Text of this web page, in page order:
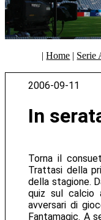
|Home | Serie
2006-09-11
In
Torna il
Trattasi della
della stagione.
quiz sul calcio
avversari di
Fantamagic. A